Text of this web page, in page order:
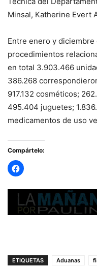
Minsal, Katherine Evert
Entre enero y
procedimientos
en total 3.903.466
386.268
917.132 cosméticos;
495.404 juguetes;
medicamentos de uso
Compártelo:
ETIQUETAS Aduanas